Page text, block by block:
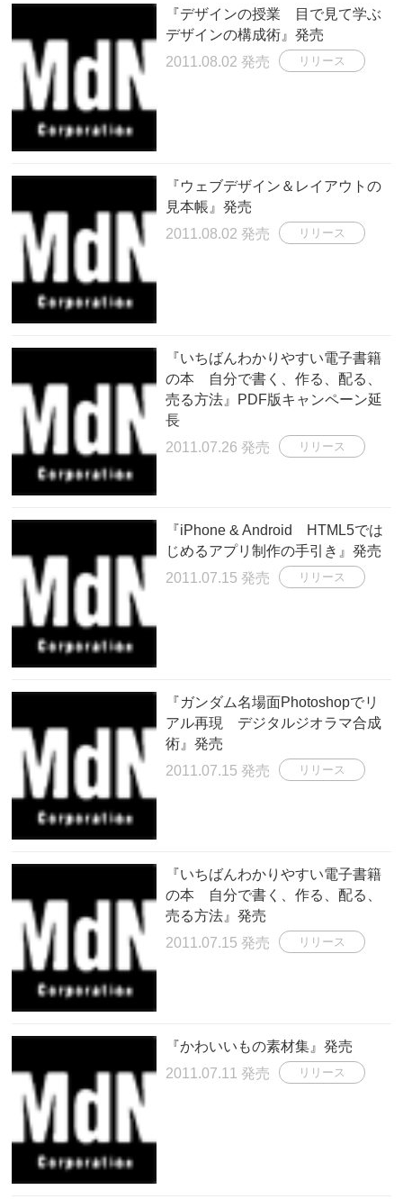
『デザインの授業 目で見て学ぶ
デザインの構成術』発売
2011.08.02 発売
リリース
『ウェブデザイン＆レイアウトの
見本帳』発売
2011.08.02 発売
リリース
『いちばんわかりやすい電子書籍
の本 自分で書く、作る、配る、
売る方法』PDF版キャンペーン延
長
2011.07.26 発売
リリース
『iPhone & Android HTML5では
じめるアプリ制作の手引き』発売
2011.07.15 発売
リリース
『ガンダム名場面Photoshopでリ
アル再現 デジタルジオラマ合成
術』発売
2011.07.15 発売
リリース
『いちばんわかりやすい電子書籍
の本 自分で書く、作る、配る、
売る方法』発売
2011.07.15 発売
リリース
『かわいいもの素材集』発売
2011.07.11 発売
リリース